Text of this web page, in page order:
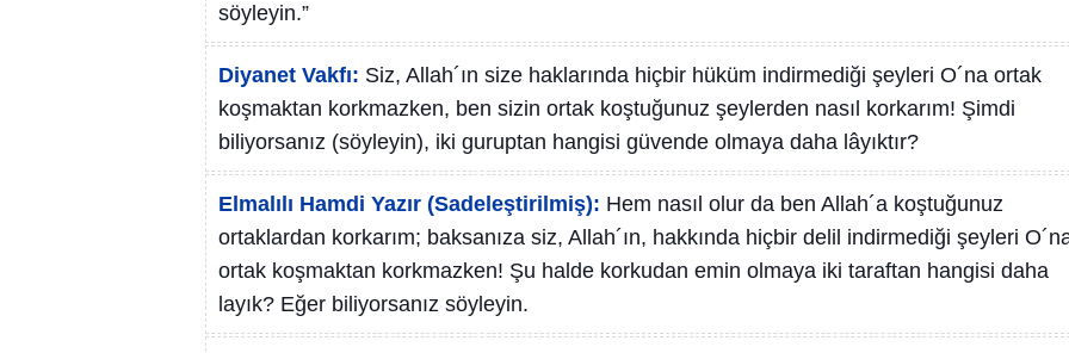
söyleyin.”
Diyanet Vakfı: Siz, Allah´ın size haklarında hiçbir hüküm indirmediği şeyleri O´na ortak
koşmaktan korkmazken, ben sizin ortak koştuğunuz şeylerden nasıl korkarım! Şimdi
biliyorsanız (söyleyin), iki guruptan hangisi güvende olmaya daha lâyıktır?
Elmalılı Hamdi Yazır (Sadeleştirilmiş): Hem nasıl olur da ben Allah´a koştuğunuz
ortaklardan korkarım; baksanıza siz, Allah´ın, hakkında hiçbir delil indirmediği şeyleri
ortak koşmaktan korkmazken! Şu halde korkudan emin olmaya iki taraftan hangisi daha
layık? Eğer biliyorsanız söyleyin.